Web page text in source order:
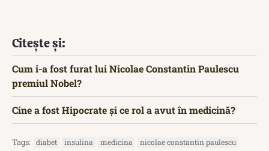
Citește și:
Cum i-a fost furat lui Nicolae Constantin Paulescu
premiul Nobel?
Cine a fost Hipocrate și ce rol a avut în medicină?
Tags: diabet insulina medicina nicolae constantin paulescu